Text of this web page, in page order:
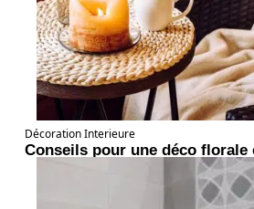
Décoration Interieure
Conseils pour une déco florale